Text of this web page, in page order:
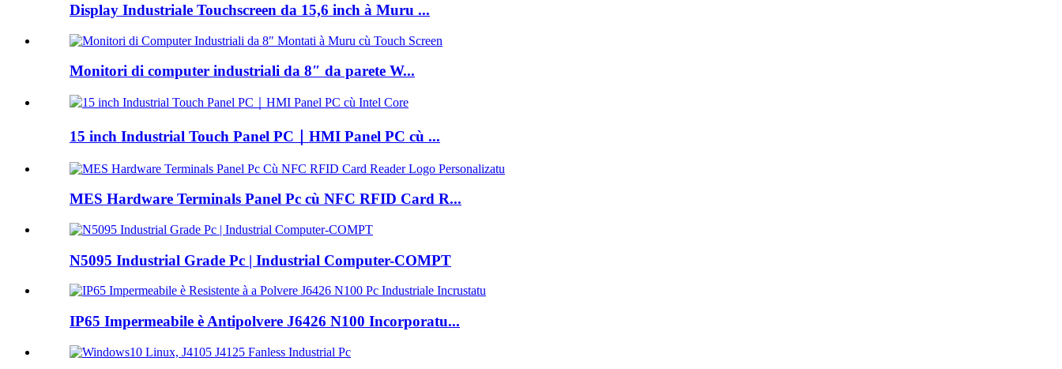
Display Industriale Touchscreen da 15,6 inch à Muru ...
Monitori di computer industriali da 8″ da parete W...
15 inch Industrial Touch Panel PC｜HMI Panel PC cù ...
MES Hardware Terminals Panel Pc cù NFC RFID Card R...
N5095 Industrial Grade Pc | Industrial Computer-COMPT
IP65 Impermeabile è Antipolvere J6426 N100 Incorporatu...